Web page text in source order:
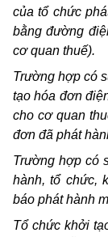
của tổ chức
bằng đường
cơ quan thuế).
Trường hợp có
tạo hóa đơn
cho cơ quan
đơn đã phát
Trường hợp có
hành, tổ chức,
báo phát hành
Tổ chức khởi